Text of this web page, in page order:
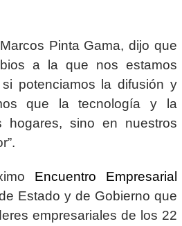
Pinta Gama, dijo que
a la que nos estamos
potenciamos la difusión y
que la tecnología y la
hogares, sino en nuestros
Encuentro Empresarial
Estado y de Gobierno que
empresariales de los 22